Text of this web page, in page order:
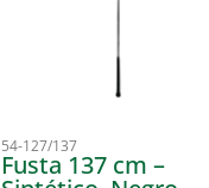
54-127/137
Fusta 137 cm –